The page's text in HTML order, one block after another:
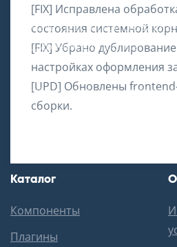
[FIX] Исправлена
состояния системной
[FIX] Убрано
настройках оформления
[UPD] Обновлены
сборки.
SovMart – место, где
расширения для Joomla!
Российский дата-центр, сервера
Каталог
Компоненты
Плагины